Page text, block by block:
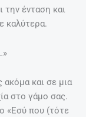
την ένταση και
καλύτερα.
και σε μια
στο γάμο σας.
«Εσύ που (τότε